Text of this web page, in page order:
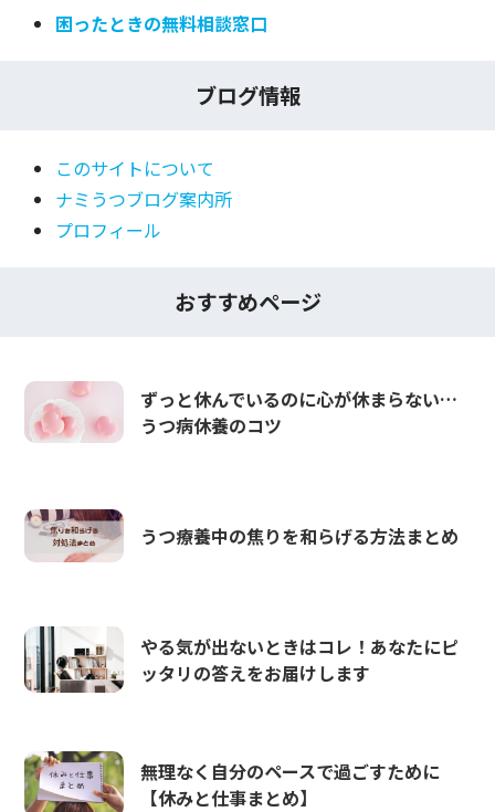
困ったときの無料相談窓口
ブログ情報
このサイトについて
ナミうつブログ案内所
プロフィール
おすすめページ
ずっと休んでいるのに心が休まらない…
うつ病休養のコツ
うつ療養中の焦りを和らげる方法まとめ
やる気が出ないときはコレ！あなたにピ
ッタリの答えをお届けします
無理なく自分のペースで過ごすために
【休みと仕事まとめ】